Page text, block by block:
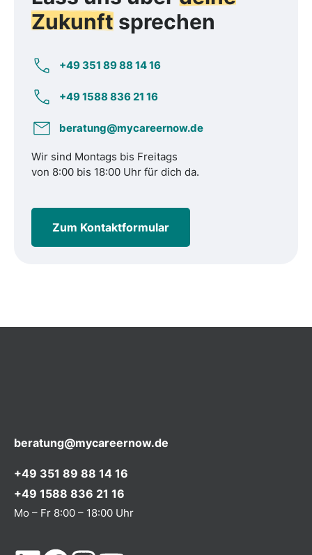
Zukunft sprechen
+49 351 89 88 14 16
+49 1588 836 21 16
beratung@mycareernow.de
Wir sind Montags bis Freitags
von 8:00 bis 18:00 Uhr für dich da.
Zum Kontaktformular
beratung@mycareernow.de
+49 351 89 88 14 16
+49 1588 836 21 16
Mo – Fr 8:00 – 18:00 Uhr